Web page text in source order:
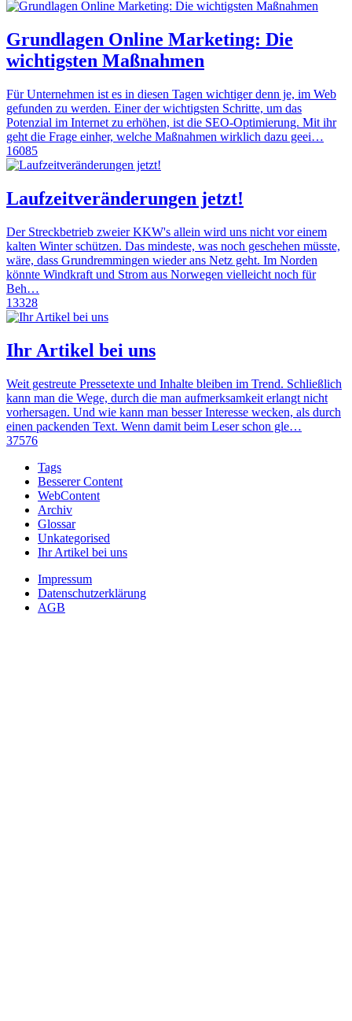
Grundlagen Online Marketing: Die
wichtigsten Maßnahmen
Für Unternehmen ist es in diesen Tagen wichtiger denn je, im Web
gefunden zu werden. Einer der wichtigsten Schritte, um das
Potenzial im Internet zu erhöhen, ist die SEO-Optimierung. Mit ihr
geht die Frage einher, welche Maßnahmen wirklich dazu geei…
16085
Laufzeitveränderungen jetzt!
Der Streckbetrieb zweier KKW's allein wird uns nicht vor einem
kalten Winter schützen. Das mindeste, was noch geschehen müsste,
wäre, dass Grundremmingen wieder ans Netz geht. Im Norden
könnte Windkraft und Strom aus Norwegen vielleicht noch für
Beh…
13328
Ihr Artikel bei uns
Weit gestreute Pressetexte und Inhalte bleiben im Trend. Schließlich
kann man die Wege, durch die man aufmerksamkeit erlangt nicht
vorhersagen. Und wie kann man besser Interesse wecken, als durch
einen packenden Text. Wenn damit beim Leser schon gle…
37576
Tags
Besserer Content
WebContent
Archiv
Glossar
Unkategorised
Ihr Artikel bei uns
Impressum
Datenschutzerklärung
AGB